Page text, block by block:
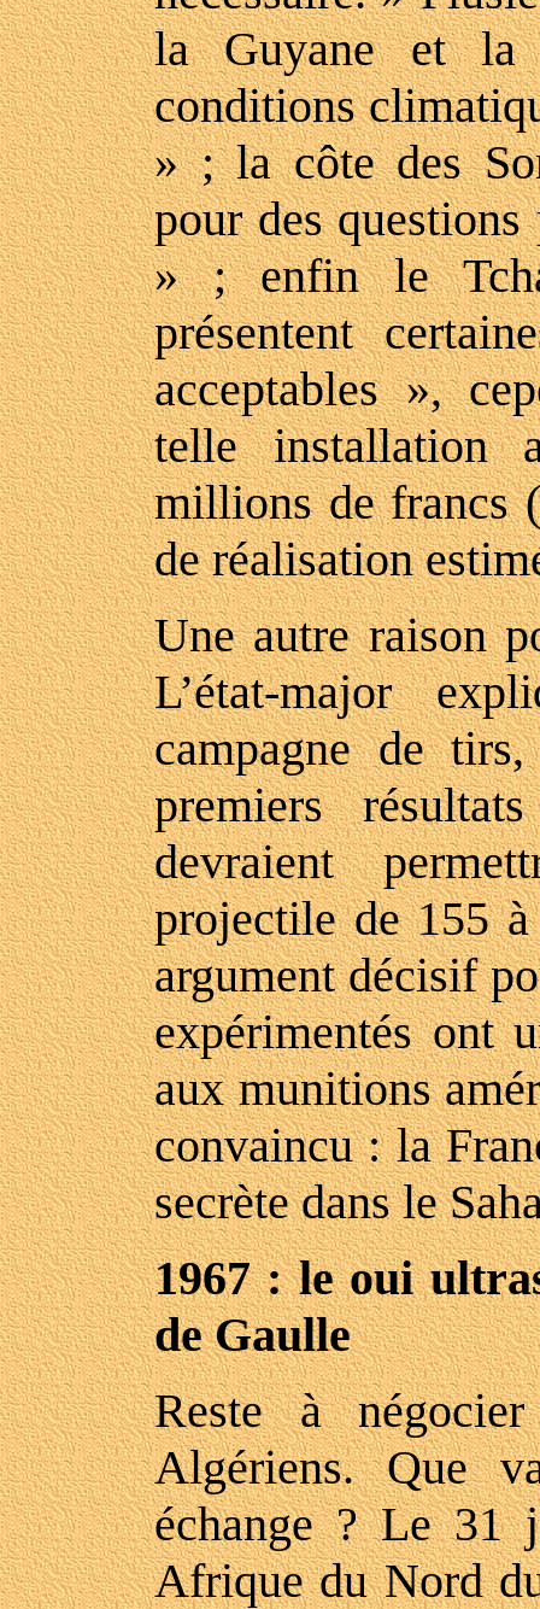
la Guyane et la
conditions
» ; la côte des
pour des
» ; enfin le
présentent
acceptables »,
telle installation
millions de francs
de réalisation
Une autre raison
L’état-major
campagne de
premiers
devraient
projectile de 155
argument décisif
expérimentés ont
aux munitions
convaincu : la
secrète dans le
1967 : le oui
de Gaulle
Reste à
Algériens. Que
échange ? Le 31
Afrique du Nord